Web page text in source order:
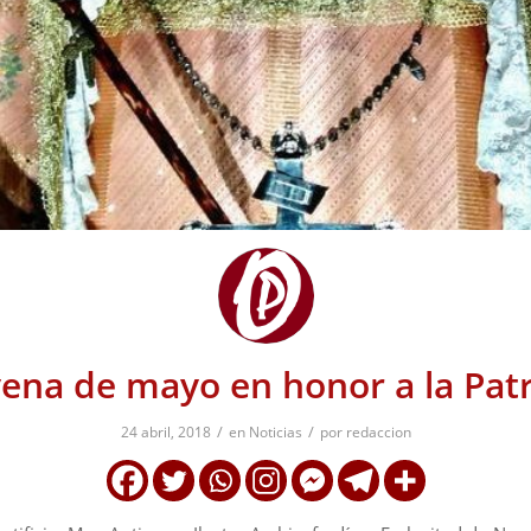
de mayo en honor a la
24 abril, 2018 / en Noticias / por redaccion